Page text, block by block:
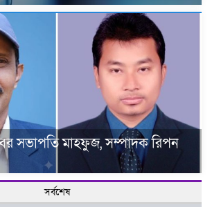
সভাপতি মাহফুজ, সম্পাদক রিপন
সর্বশেষ